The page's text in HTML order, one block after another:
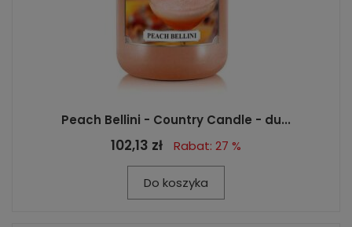
Peach Bellini - Country Candle - du...
102,13 zł Rabat: 27 %
Do koszyka